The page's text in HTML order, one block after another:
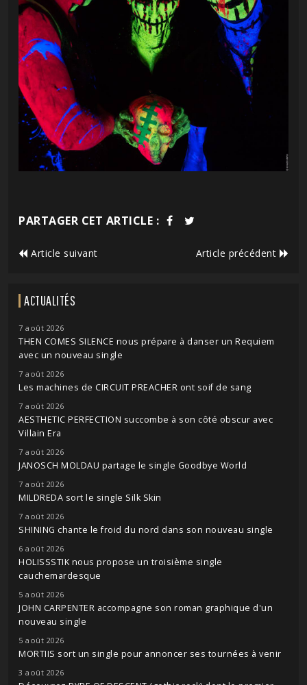
PARTAGER CET ARTICLE :
Article suivant Article précédent
ACTUALITÉS
7 août 2026
THEN COMES SILENCE nous prépare à danser un Requiem
avec un nouveau single
7 août 2026
Les machines de CIRCUIT PREACHER ont soif de sang
7 août 2026
AESTHETIC PERFECTION succombe à son côté obscur avec
Villain Era
7 août 2026
JANOSCH MOLDAU partage le single Goodbye World
7 août 2026
MILDREDA sort le single Silk Skin
7 août 2026
SHINING chante le froid du nord dans son nouveau single
6 août 2026
HOLISSSTIK nous propose un troisième single
cauchemardesque
5 août 2026
JOHN CARPENTER accompagne son roman graphique d'un
nouveau single
5 août 2026
MORTIIS sort un single pour annoncer ses tournées à venir
3 août 2026